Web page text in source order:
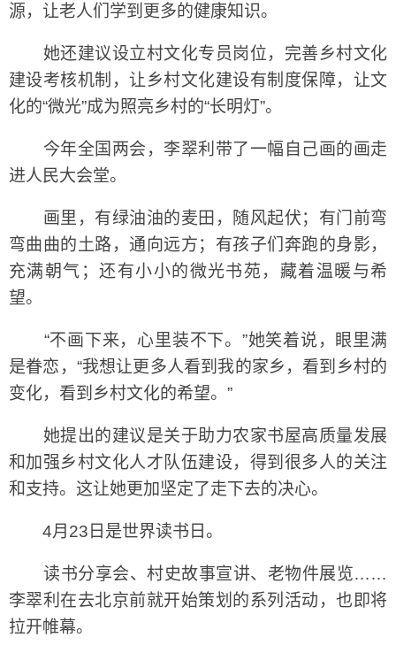
源，让老人们学到更多的健康知识。
她还建议设立村文化专员岗位，完善乡村文化
建设考核机制，让乡村文化建设有制度保障，让文
化的“微光”成为照亮乡村的“长明灯”。
今年全国两会，李翠利带了一幅自己画的画走
进人民大会堂。
画里，有绿油油的麦田，随风起伏；有门前弯
弯曲曲的土路，通向远方；有孩子们奔跑的身影，
充满朝气；还有小小的微光书苑，藏着温暖与希
望。
“不画下来，心里装不下。”她笑着说，眼里满
是眷恋，“我想让更多人看到我的家乡，看到乡村的
变化，看到乡村文化的希望。”
她提出的建议是关于助力农家书屋高质量发展
和加强乡村文化人才队伍建设，得到很多人的关注
和支持。这让她更加坚定了走下去的决心。
4月23日是世界读书日。
读书分享会、村史故事宣讲、老物件展览……
李翠利在去北京前就开始策划的系列活动，也即将
拉开帷幕。